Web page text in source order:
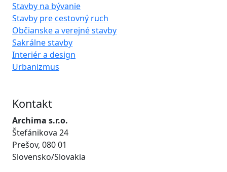
Stavby na bývanie
Stavby pre cestovný ruch
Občianske a verejné stavby
Sakrálne stavby
Interiér a design
Urbanizmus
Kontakt
Archima s.r.o.
Štefánikova 24
Prešov, 080 01
Slovensko/Slovakia